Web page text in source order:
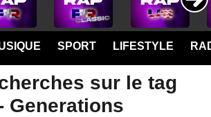
SPORT LIFESTYLE
sur le tag
Generations